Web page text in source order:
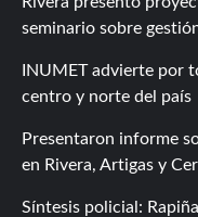
seminario sobre
INUMET advierte por
centro y norte del país
Presentaron informe
en Rivera, Artigas y
Síntesis policial: